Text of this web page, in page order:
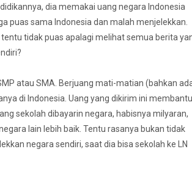
dia memakai uang negara Indonesia
puas sama Indonesia dan malah menjelekkan.
tidak puas apalagi melihat semua berita
atau SMA. Berjuang mati-matian (bahkan
di Indonesia. Uang yang dikirim ini membantu
sekolah dibayarin negara, habisnya milyaran,
lain lebih baik. Tentu rasanya bukan tidak
negara sendiri, saat dia bisa sekolah ke LN